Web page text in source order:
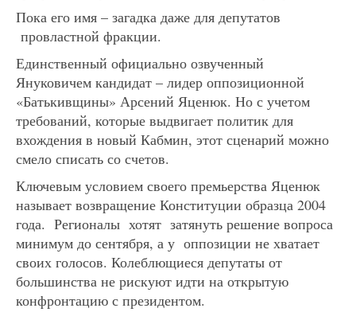
Пока его имя – загадка даже для депутатов
провластной фракции.
Единственный официально озвученный
Януковичем кандидат – лидер оппозиционной
«Батькивщины» Арсений Яценюк. Но с учетом
требований, которые выдвигает политик для
вхождения в новый Кабмин, этот сценарий можно
смело списать со счетов.
Ключевым условием своего премьерства Яценюк
называет возвращение Конституции образца 2004
года. Регионалы хотят затянуть решение вопроса
минимум до сентября, а у оппозиции не хватает
своих голосов. Колеблющиеся депутаты от
большинства не рискуют идти на открытую
конфронтацию с президентом.